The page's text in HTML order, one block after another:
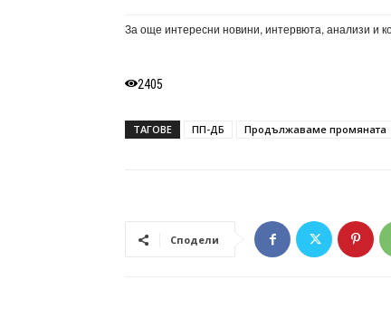
За още интересни новини, интервюта, анализи и
2405
ТАГОВЕ ПП-ДБ Продължаваме промяната
Сподели